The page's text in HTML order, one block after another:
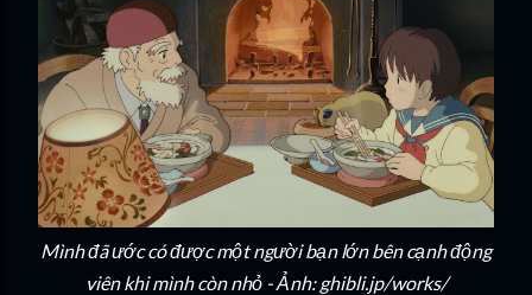
Mình đã ước có được một người bạn lớn bên cạnh động
viên khi mình còn nhỏ - Ảnh: ghibli.jp/works/